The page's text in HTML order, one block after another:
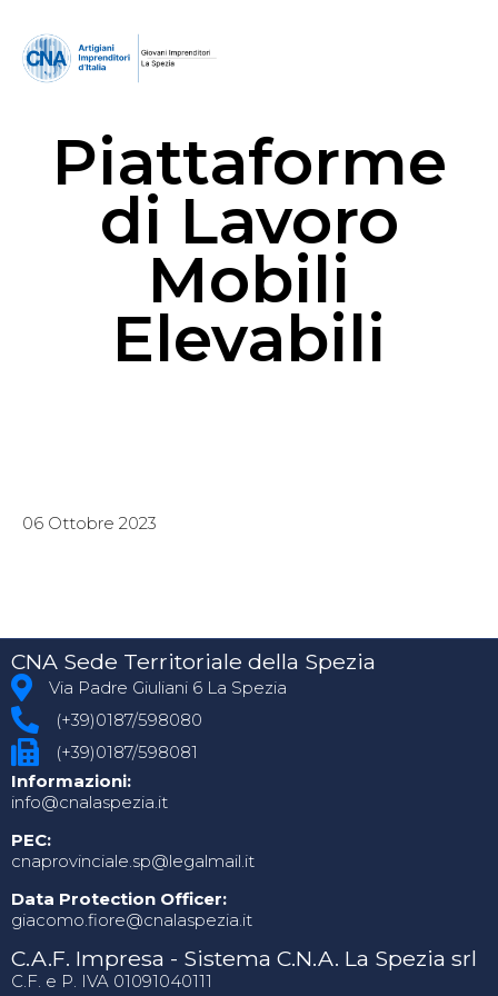
Piattaforme
di Lavoro
Mobili
Elevabili
06 Ottobre 2023
CNA Sede Territoriale della Spezia
Via Padre Giuliani 6 La Spezia
(+39)0187/598080
(+39)0187/598081
Informazioni:
info@cnalaspezia.it
PEC:
cnaprovinciale.sp@legalmail.it
Data Protection Officer:
giacomo.fiore@cnalaspezia.it
C.A.F. Impresa - Sistema C.N.A. La Spezia srl
C.F. e P. IVA 01091040111